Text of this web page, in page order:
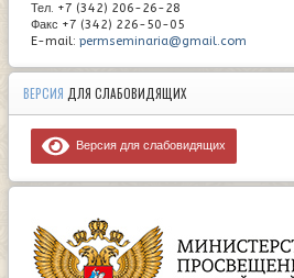
Тел. +7 (342) 206-26-28
Факс +7 (342) 226-50-05
E-mail: permseminaria@gmail.com
ВЕРСИЯ ДЛЯ СЛАБОВИДЯЩИХ
Версия для слабовидящих